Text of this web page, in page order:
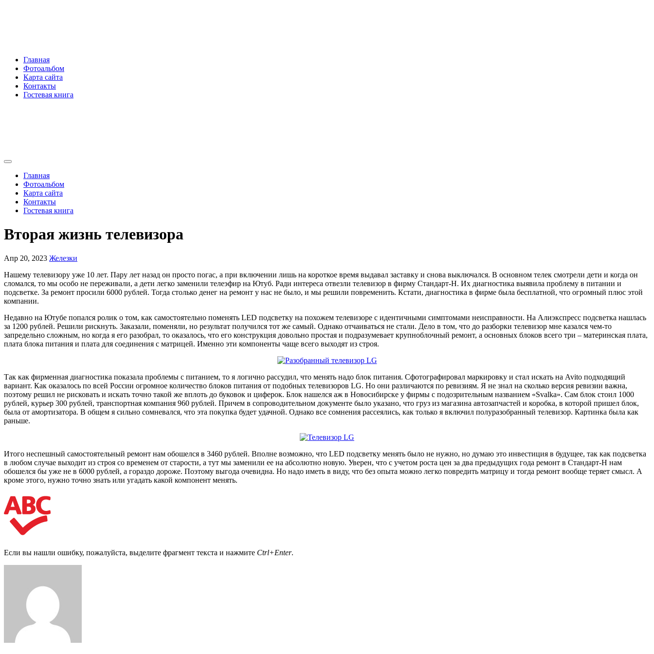
Главная
Фотоальбом
Карта сайта
Контакты
Гостевая книга
Главная
Фотоальбом
Карта сайта
Контакты
Гостевая книга
Вторая жизнь телевизора
Апр 20, 2023 Железки
Нашему телевизору уже 10 лет. Пару лет назад он просто погас, а при включении лишь на короткое время выдавал заставку и снова выключался. В основном телек смотрели дети и когда он
сломался, то мы особо не переживали, а дети легко заменили телеэфир на Ютуб. Ради интереса отвезли телевизор в фирму Стандарт-Н. Их диагностика выявила проблему в питании и
подсветке. За ремонт просили 6000 рублей. Тогда столько денег на ремонт у нас не было, и мы решили повременить. Кстати, диагностика в фирме была бесплатной, что огромный плюс этой
компании.
Недавно на Ютубе попался ролик о том, как самостоятельно поменять LED подсветку на похожем телевизоре с идентичными симптомами неисправности. На Алиэкспресс подсветка нашлась
за 1200 рублей. Решили рискнуть. Заказали, поменяли, но результат получился тот же самый. Однако отчаиваться не стали. Дело в том, что до разборки телевизор мне казался чем-то
запредельно сложным, но когда я его разобрал, то оказалось, что его конструкция довольно простая и подразумевает крупноблочный ремонт, а основных блоков всего три – материнская плата,
плата блока питания и плата для соединения с матрицей. Именно эти компоненты чаще всего выходят из строя.
Так как фирменная диагностика показала проблемы с питанием, то я логично рассудил, что менять надо блок питания. Сфотографировал маркировку и стал искать на Avito подходящий
вариант. Как оказалось по всей России огромное количество блоков питания от подобных телевизоров LG. Но они различаются по ревизиям. Я не знал на сколько версия ревизии важна,
поэтому решил не рисковать и искать точно такой же вплоть до буковок и циферок. Блок нашелся аж в Новосибирске у фирмы с подозрительным названием «Svalka». Сам блок стоил 1000
рублей, курьер 300 рублей, транспортная компания 960 рублей. Причем в сопроводительном документе было указано, что груз из магазина автозапчастей и коробка, в которой пришел блок,
была от амортизатора. В общем я сильно сомневался, что эта покупка будет удачной. Однако все сомнения рассеялись, как только я включил полуразобранный телевизор. Картинка была как
раньше.
Итого неспешный самостоятельный ремонт нам обошелся в 3460 рублей. Вполне возможно, что LED подсветку менять было не нужно, но думаю это инвестиция в будущее, так как подсветка
в любом случае выходит из строя со временем от старости, а тут мы заменили ее на абсолютно новую. Уверен, что с учетом роста цен за два предыдущих года ремонт в Стандарт-Н нам
обошелся бы уже не в 6000 рублей, а гораздо дороже. Поэтому выгода очевидна. Но надо иметь в виду, что без опыта можно легко повредить матрицу и тогда ремонт вообще теряет смысл. А
кроме этого, нужно точно знать или угадать какой компонент менять.
Если вы нашли ошибку, пожалуйста, выделите фрагмент текста и нажмите Ctrl+Enter.